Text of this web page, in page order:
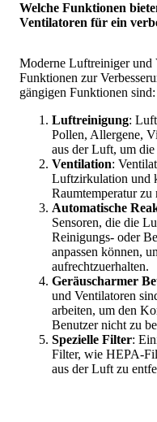
Welche Funktionen
Ventilatoren für ein
Moderne Luftreiniger und
Funktionen zur
gängigen Funktionen sind:
Luftreinigung:
Pollen, Allergene,
aus der Luft, um
Ventilation:
Luftzirkulation und
Raumtemperatur zu
Automatische
Sensoren, die die
Reinigungs- oder
anpassen können,
aufrechtzuerhalten.
Geräuscharmer
und Ventilatoren
arbeiten, um den
Benutzer nicht zu
Spezielle Filter:
Filter, wie HEPA-
aus der Luft zu